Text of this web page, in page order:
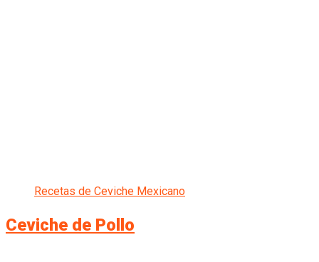
Recetas de Ceviche Mexicano
Ceviche de Pollo